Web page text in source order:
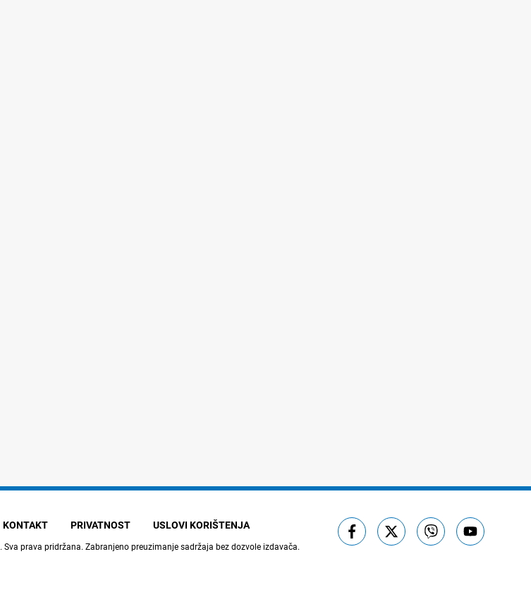
KONTAKT PRIVATNOST USLOVI KORIŠTENJA
. Sva prava pridržana. Zabranjeno preuzimanje sadržaja bez dozvole izdavača.